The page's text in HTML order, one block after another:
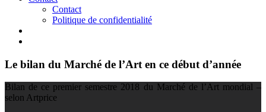
Contact
Politique de confidentialité
Le bilan du Marché de l’Art en ce début d’année
Bilan de ce premier semestre 2018 du Marché de l’Art mondial –
selon Artprice